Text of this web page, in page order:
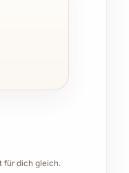
für dich gleich.